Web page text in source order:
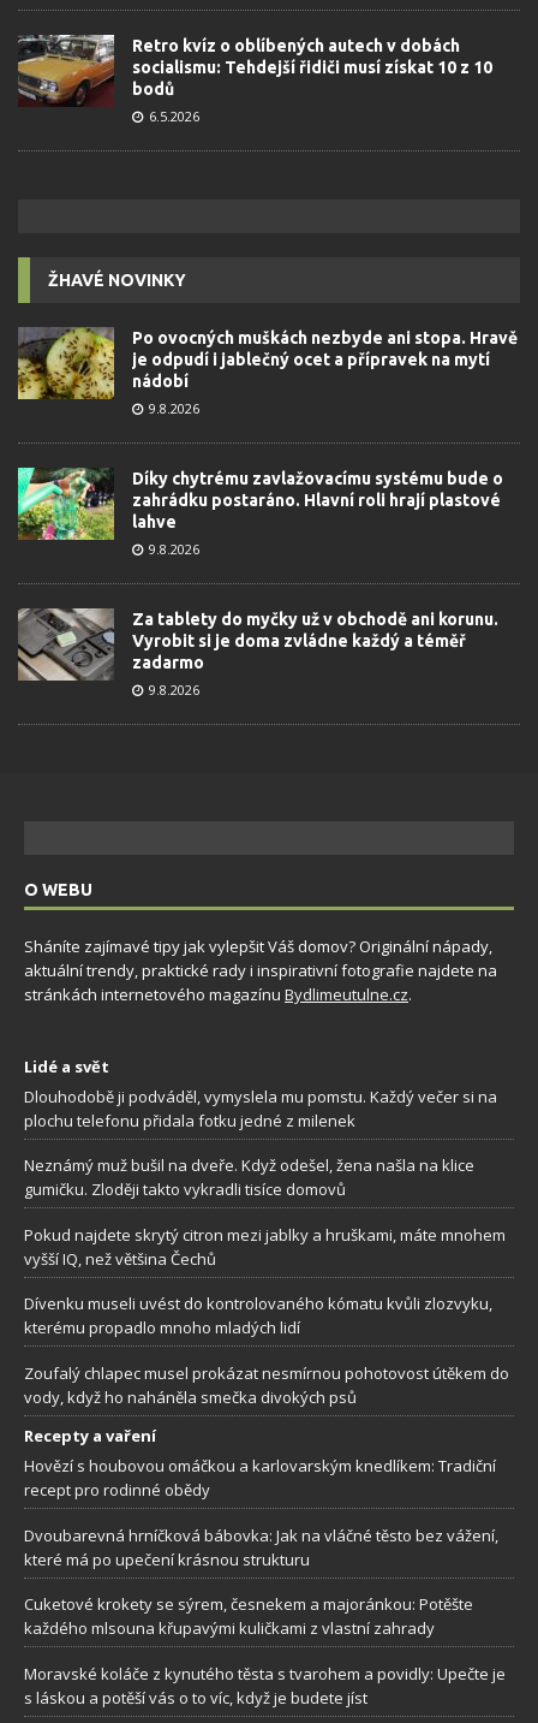
Retro kvíz o oblíbených autech v dobách
socialismu: Tehdejší řidiči musí získat 10 z 10
bodů
6.5.2026
ŽHAVÉ NOVINKY
Po ovocných muškách nezbyde ani stopa. Hravě
je odpudí i jablečný ocet a přípravek na mytí
nádobí
9.8.2026
Díky chytrému zavlažovacímu systému bude o
zahrádku postaráno. Hlavní roli hrají plastové
lahve
9.8.2026
Za tablety do myčky už v obchodě ani korunu.
Vyrobit si je doma zvládne každý a téměř
zadarmo
9.8.2026
O WEBU
Sháníte zajímavé tipy jak vylepšit Váš domov? Originální nápady,
aktuální trendy, praktické rady i inspirativní fotografie najdete na
stránkách internetového magazínu Bydlimeutulne.cz.
Lidé a svět
Dlouhodobě ji podváděl, vymyslela mu pomstu. Každý večer si na
plochu telefonu přidala fotku jedné z milenek
Neznámý muž bušil na dveře. Když odešel, žena našla na klice
gumičku. Zloději takto vykradli tisíce domovů
Pokud najdete skrytý citron mezi jablky a hruškami, máte mnohem
vyšší IQ, než většina Čechů
Dívenku museli uvést do kontrolovaného kómatu kvůli zlozvyku,
kterému propadlo mnoho mladých lidí
Zoufalý chlapec musel prokázat nesmírnou pohotovost útěkem do
vody, když ho naháněla smečka divokých psů
Recepty a vaření
Hovězí s houbovou omáčkou a karlovarským knedlíkem: Tradiční
recept pro rodinné obědy
Dvoubarevná hrníčková bábovka: Jak na vláčné těsto bez vážení,
které má po upečení krásnou strukturu
Cuketové krokety se sýrem, česnekem a majoránkou: Potěšte
každého mlsouna křupavými kuličkami z vlastní zahrady
Moravské koláče z kynutého těsta s tvarohem a povidly: Upečte je
s láskou a potěší vás o to víc, když je budete jíst